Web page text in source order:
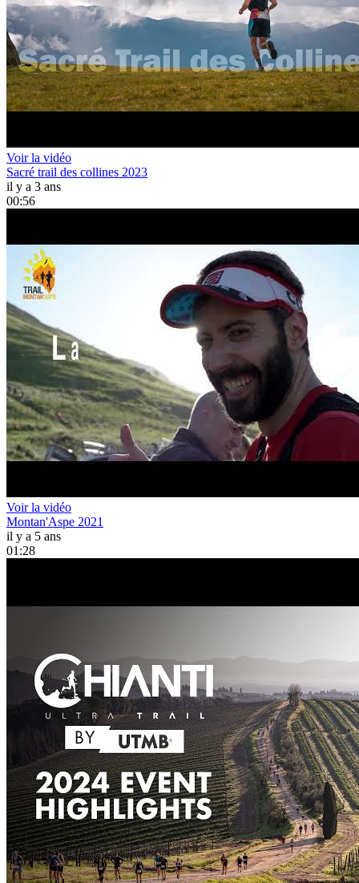
Voir la vidéo
Sacré trail des collines 2023
il y a 3 ans
00:56
Voir la vidéo
Montan'Aspe 2021
il y a 5 ans
01:28